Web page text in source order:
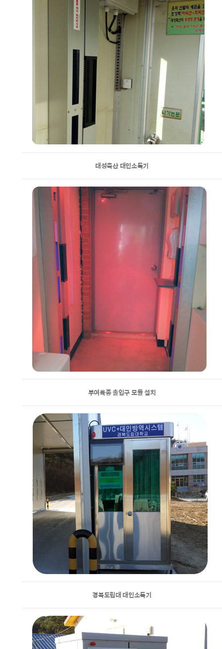
대성축산 대인소독기
부여육종 출입구 모듈 설치
경북도립대 대인소독기